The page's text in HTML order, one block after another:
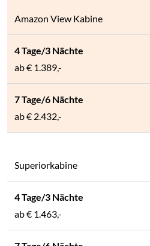
Amazon View Kabine
ab€ 1.389,-
ab€ 2.432,-
Superiorkabine
ab€ 1.463,-